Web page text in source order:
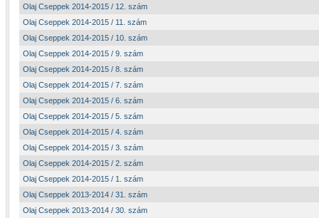
Olaj Cseppek 2014-2015 / 12. szám
Olaj Cseppek 2014-2015 / 11. szám
Olaj Cseppek 2014-2015 / 10. szám
Olaj Cseppek 2014-2015 / 9. szám
Olaj Cseppek 2014-2015 / 8. szám
Olaj Cseppek 2014-2015 / 7. szám
Olaj Cseppek 2014-2015 / 6. szám
Olaj Cseppek 2014-2015 / 5. szám
Olaj Cseppek 2014-2015 / 4. szám
Olaj Cseppek 2014-2015 / 3. szám
Olaj Cseppek 2014-2015 / 2. szám
Olaj Cseppek 2014-2015 / 1. szám
Olaj Cseppek 2013-2014 / 31. szám
Olaj Cseppek 2013-2014 / 30. szám